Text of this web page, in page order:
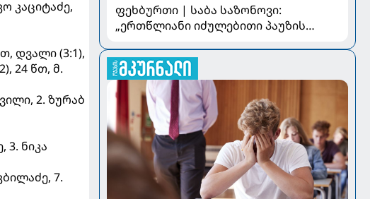
კაციტაძე,
დვალი (3:1),
24 წთ, მ.
2. ზურაბ
3. ნიკა
7.
ფეხბურთი | საბა საზონოვი:
„ერთწლიანი იძულებითი პაუზის
მნიშვნელოვანია“